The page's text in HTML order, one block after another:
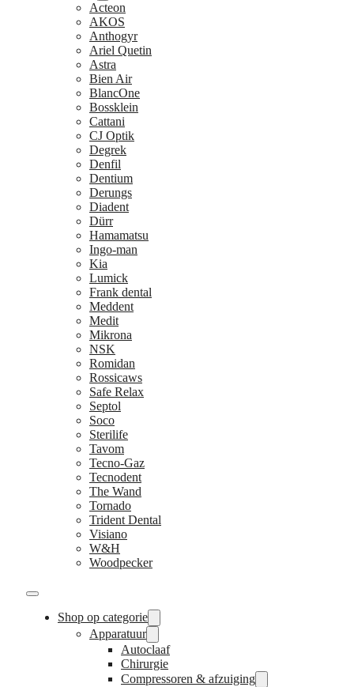
Acteon
AKOS
Anthogyr
Ariel Quetin
Astra
Bien Air
BlancOne
Bossklein
Cattani
CJ Optik
Degrek
Denfil
Dentium
Derungs
Diadent
Dürr
Hamamatsu
Ingo-man
Kia
Lumick
Frank dental
Meddent
Medit
Mikrona
NSK
Romidan
Rossicaws
Safe Relax
Septol
Soco
Sterilife
Tavom
Tecno-Gaz
Tecnodent
The Wand
Tornado
Trident Dental
Visiano
W&H
Woodpecker
Shop op categorie
Apparatuur
Autoclaaf
Chirurgie
Compressoren & afzuiging